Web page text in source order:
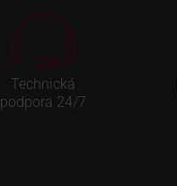
Technická
podpora 24/7